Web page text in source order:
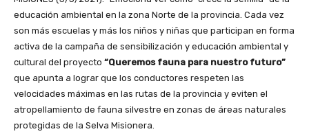
educación ambiental en la zona Norte de la provincia. Cada vez
son más escuelas y más los niños y niñas que participan en forma
activa de la campaña de sensibilización y educación ambiental y
cultural del proyecto “Queremos fauna para nuestro futuro”
que apunta a lograr que los conductores respeten las
velocidades máximas en las rutas de la provincia y eviten el
atropellamiento de fauna silvestre en zonas de áreas naturales
protegidas de la Selva Misionera.